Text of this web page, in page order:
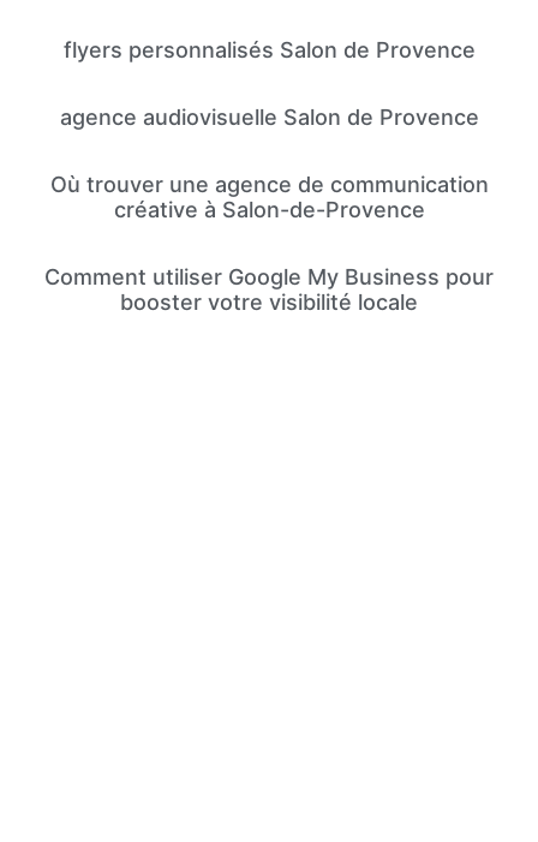
flyers personnalisés Salon de Provence
agence audiovisuelle Salon de Provence
Où trouver une agence de communication
créative à Salon-de-Provence
Comment utiliser Google My Business pour
booster votre visibilité locale